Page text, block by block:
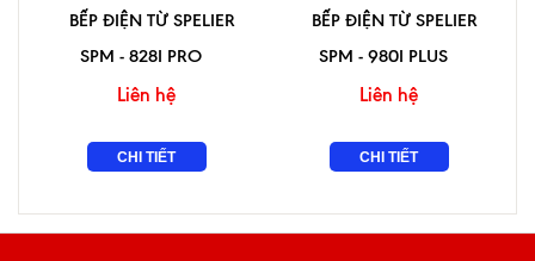
BẾP ĐIỆN TỪ SPELIER
SPM - 828I PRO
Liên hệ
CHI TIẾT
BẾP ĐIỆN TỪ SPELIER
SPM - 980I PLUS
Liên hệ
CHI TIẾT